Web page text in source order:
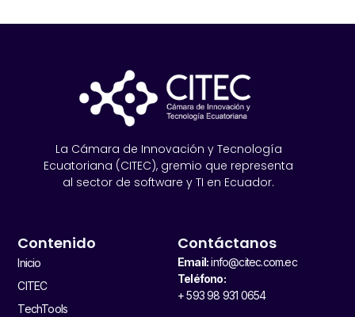
La Cámara de Innovación y Tecnología
Ecuatoriana (CITEC), gremio que representa
al sector de software y TI en Ecuador.
Contenido
Inicio
CITEC
TechTools
Contáctanos
Email:info@citec.com.ec
Teléfono:
+ 593 98 931 0654